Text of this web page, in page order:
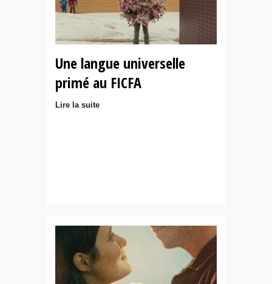
Une langue universelle
primé au FICFA
Lire la suite